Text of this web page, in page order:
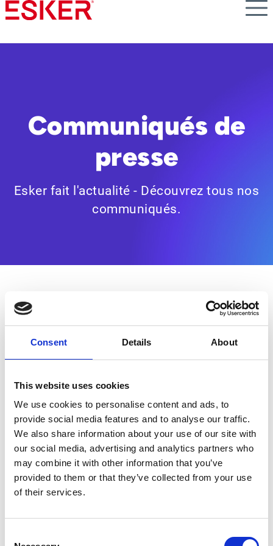
Consent Details About
This website uses cookies
We use cookies to personalise content and ads, to
provide social media features and to analyse our traffic.
We also share information about your use of our site with
our social media, advertising and analytics partners who
may combine it with other information that you’ve
provided to them or that they’ve collected from your use
of their services.
Skip
to
content
Communiqués de
presse
Esker fait l'actualité - Découvrez tous nos
communiqués.
16/01/24 Activité commerciale du 4ème trimestre 2023
17/10/23 Activité commerciale du 3 ème trimestre 2023
13/09/23 Résultats semestriels 2023
18/07/23
Activité commerciale du 2ème trimestre 2023
18/04/23 Activité commerciale du 1er trimestre 2023